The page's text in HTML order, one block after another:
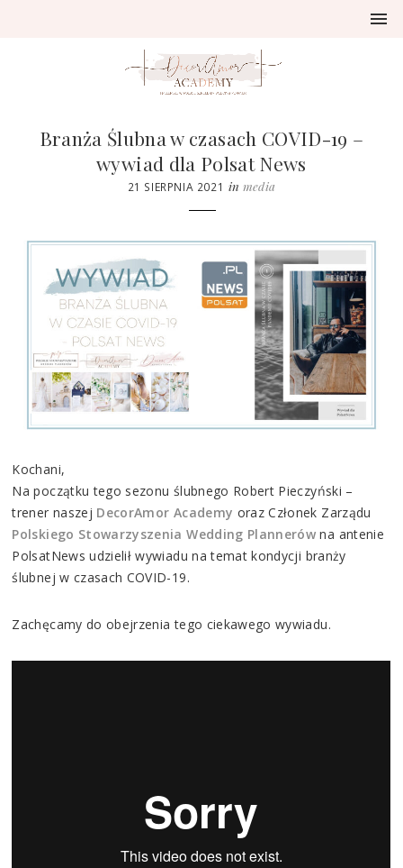
Branża Ślubna w czasach COVID-19 –
wywiad dla Polsat News
21 SIERPNIA 2021 in media
Kochani,
Na początku tego sezonu ślubnego Robert Pieczyński –
trener naszej DecorAmor Academy oraz Członek Zarządu
Polskiego Stowarzyszenia Wedding Plannerów na antenie
PolsatNews udzielił wywiadu na temat kondycji branży
ślubnej w czasach COVID-19.
Zachęcamy do obejrzenia tego ciekawego wywiadu.